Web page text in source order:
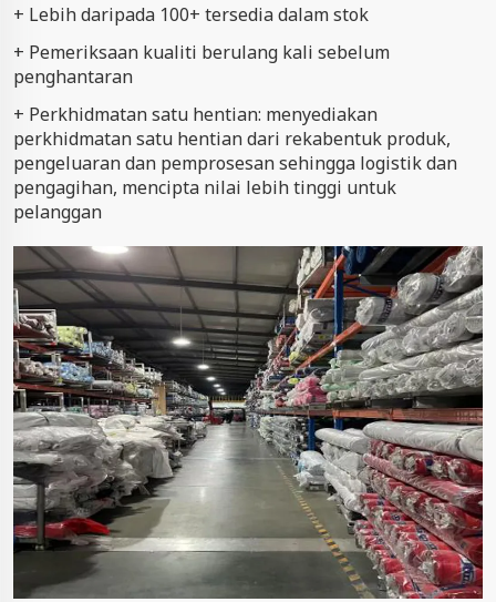
+ Lebih daripada 100+ tersedia dalam stok
+ Pemeriksaan kualiti berulang kali sebelum
penghantaran
+ Perkhidmatan satu hentian: menyediakan
perkhidmatan satu hentian dari rekabentuk produk,
pengeluaran dan pemprosesan sehingga logistik dan
pengagihan, mencipta nilai lebih tinggi untuk
pelanggan